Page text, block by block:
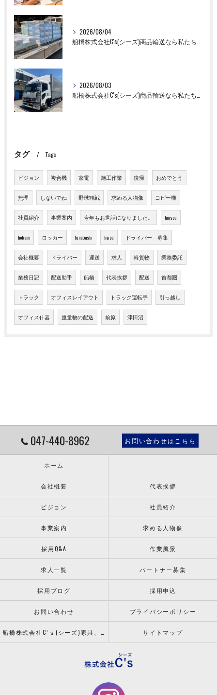
2026/08/04
船橋株式会社C's(シーズ)商品輸送なら私たちにお任せください！
2026/08/03
船橋株式会社C's(シーズ)商品輸送なら私たちにお任せください！
タグ Tags
ビジョン 複合機 家電 施工作業 復帰 おめでとう
無理 しないでね 野球観戦 求める人物像 コピー機
社員紹介 事業案内 今年もお世話になりました。 haisou
hokann ロッカー funabashi haiou ドライバー 募集
会社概要 ドライバー 運送 求人 軽貨物 業務委託
業務日記 配送助手 船橋 代表挨拶 配送 首都圏
トラック オフィスレイアウト トラック運転手 引っ越し
オフィス什器 重量物の配送 前原 津田沼
047-440-8962 お問い合わせはこちら
ホーム
会社概要 代表挨拶
ビジョン 社員紹介
事業案内 求める人物像
採用Q&A 作業風景
求人一覧 パートナー募集
採用ブログ 採用申込
お問い合わせ プライバシーポリシー
サイトマップ